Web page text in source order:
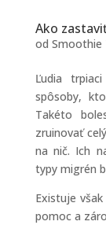
Ako
od Smoothie
Ľudia
spôsoby,
Takéto
zruinovať
na nič. Ich
typy migrén
Existuje
pomoc a